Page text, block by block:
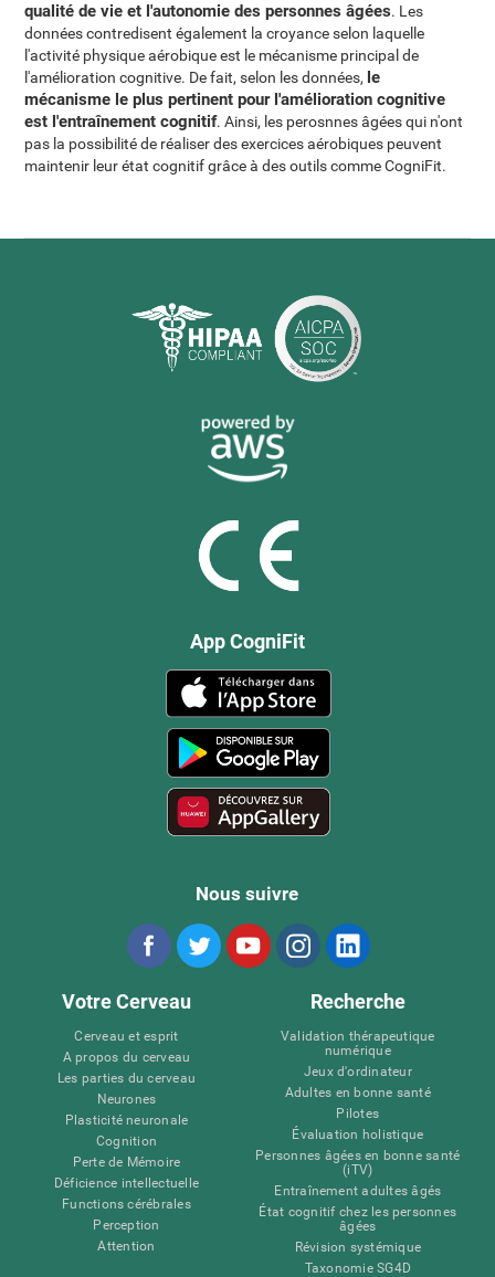
qualité de vie et l'autonomie des personnes âgées. Les
données contredisent également la croyance selon laquelle
l'activité physique aérobique est le mécanisme principal de
l'amélioration cognitive. De fait, selon les données, le
mécanisme le plus pertinent pour l'amélioration cognitive
est l'entraînement cognitif. Ainsi, les perosnnes âgées qui n'ont
pas la possibilité de réaliser des exercices aérobiques peuvent
maintenir leur état cognitif grâce à des outils comme CogniFit.
App CogniFit
Nous suivre
Votre Cerveau
Cerveau et esprit
A propos du cerveau
Les parties du cerveau
Neurones
Plasticité neuronale
Cognition
Perte de Mémoire
Déficience intellectuelle
Functions cérébrales
Perception
Attention
Recherche
Validation thérapeutique
numérique
Jeux d'ordinateur
Adultes en bonne santé
Pilotes
Évaluation holistique
Personnes âgées en bonne santé
(iTV)
Entraînement adultes âgés
État cognitif chez les personnes
âgées
Révision systémique
Taxonomie SG4D